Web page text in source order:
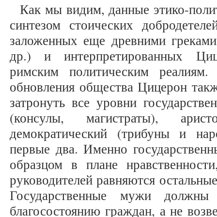
Как мы видим, данные этико-
синтезом стоических
заложенных еще древними
др.) и интерпретированных
римским политическим
обновления общества Цицерон
затронуть все уровни
(консулы, магистраты),
демократический (трибуны и
первые два. Именно
образцом в плане
руководителей равняются
Государственные мужи
благосостоянию граждан, а не